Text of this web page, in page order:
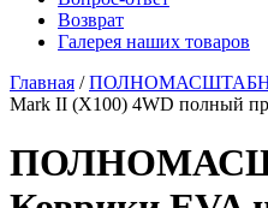
Возврат
Галерея наших товаров
Главная /
Mark II (X100) 4WD полный